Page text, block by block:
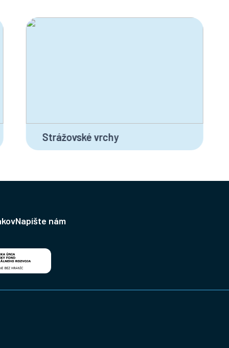
Strážovské vrchy
Napíšte nám